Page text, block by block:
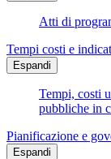
Atti di
Tempi costi e
Espandi
Tempi, costi
pubbliche in
Pianificazione e
Espandi